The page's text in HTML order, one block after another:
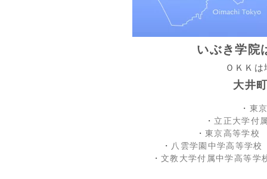
いぶき学院
ＯＫＫ
大井
・ 東
・ 立正大学付
・東京高等学校
・ 八雲学園中学高等学校
・ 文教大学付属中学高等学